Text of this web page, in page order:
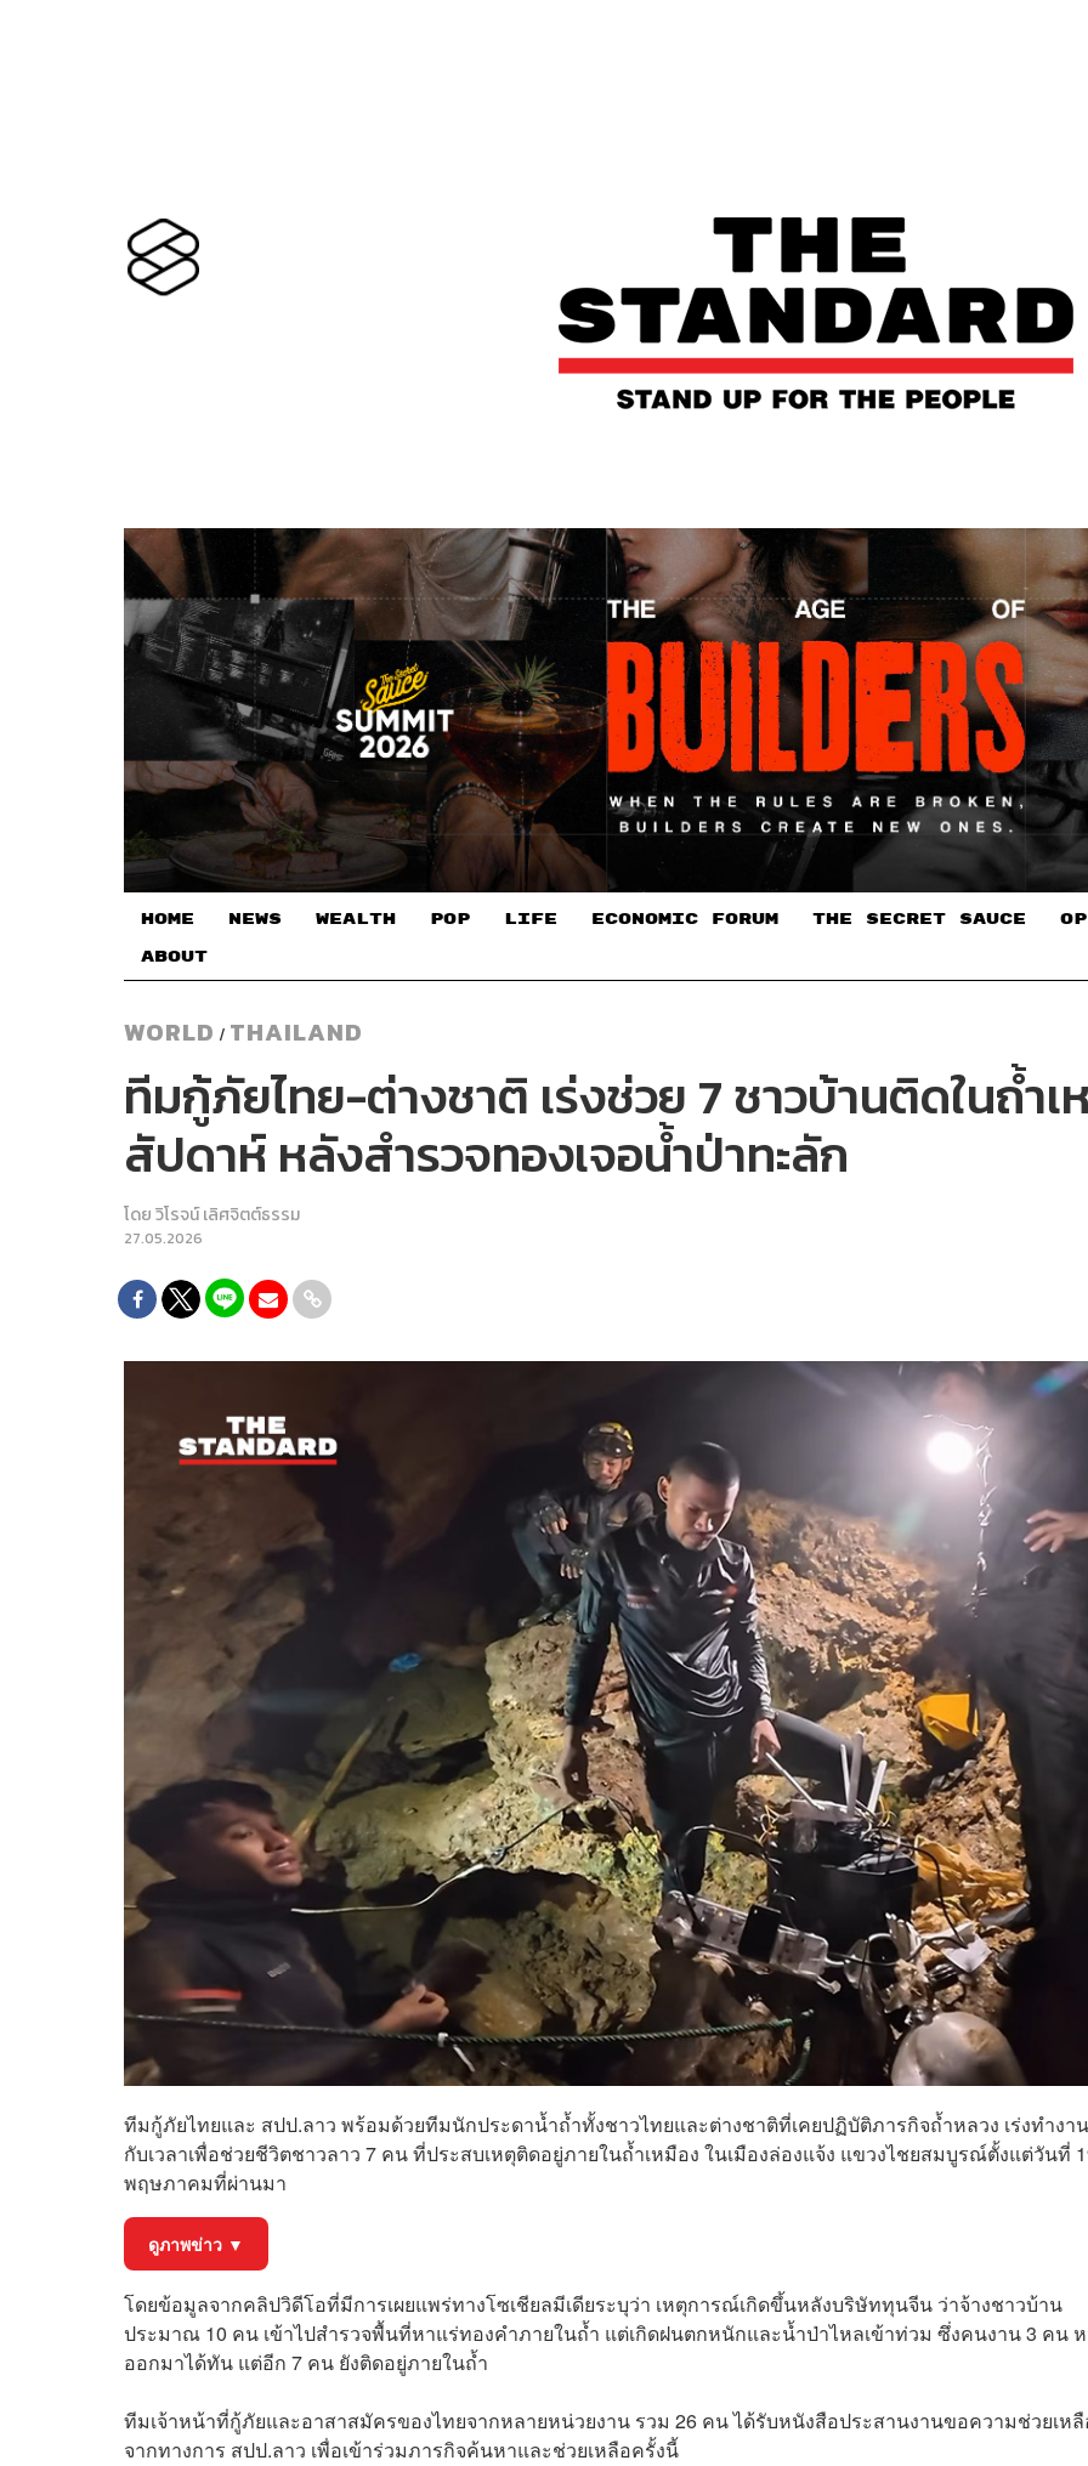
HOME NEWS WEALTH POP LIFE ECONOMIC FORUM THE SECRET SAUCE​
ABOUT
WORLD / THAILAND
ทีมกู้ภัยไทย-ต่างชาติ เร่งช่วย 7 ชาวบ้านติดในถ้ำเ
สัปดาห์ หลังสำรวจทองเจอน้ำป่าทะลัก
โดยวิโรจน์ เลิศจิตต์ธรรม
27.05.2026
ทีมกู้ภัยไทยและ สปป.ลาว พร้อมด้วยทีมนักประดาน้ำถ้ำทั้งชาวไทยและต่างชาติที่เคยปฏิบัติภารกิจถ้ำหลวง เร่งทำงา
กับเวลาเพื่อช่วยชีวิตชาวลาว 7 คน ที่ประสบเหตุติดอยู่ภายในถ้ำเหมือง ในเมืองล่องแจ้ง แขวงไชยสมบูรณ์ตั้งแต่วันที่
พฤษภาคมที่ผ่านมา
ดูภาพข่าว ▼
โดยข้อมูลจากคลิปวิดีโอที่มีการเผยแพร่ทางโซเชียลมีเดียระบุว่า เหตุการณ์เกิดขึ้นหลังบริษัททุนจีน ว่าจ้างชาวบ้าน
ประมาณ 10 คน เข้าไปสำรวจพื้นที่หาแร่ทองคำภายในถ้ำ แต่เกิดฝนตกหนักและน้ำป่าไหลเข้าท่วม ซึ่งคนงาน 3 คน
ออกมาได้ทัน แต่อีก 7 คน ยังติดอยู่ภายในถ้ำ
ทีมเจ้าหน้าที่กู้ภัยและอาสาสมัครของไทยจากหลายหน่วยงาน รวม 26 คน ได้รับหนังสือประสานงานขอความช่วยเห
จากทางการ สปป.ลาว เพื่อเข้าร่วมภารกิจค้นหาและช่วยเหลือครั้งนี้